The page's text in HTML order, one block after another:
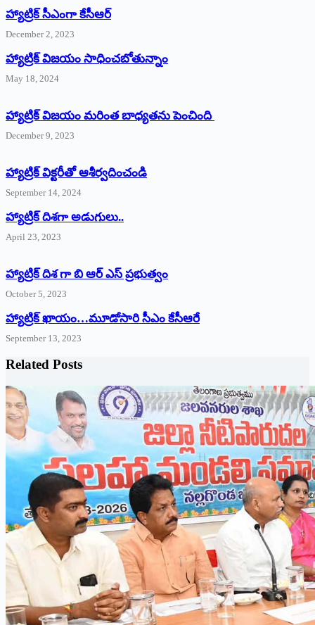
హ్యాట్రిక్‌ ‌సీఎంగా కేసీఆర్‌
December 2, 2023
హ్యాట్రిక్‌ విజయం సాధించబోతున్నాం
May 18, 2024
హ్యాట్రిక్ విజయం మరింత బాధ్యతను పెంచింది
December 9, 2023
హ్యాట్రిక్‌ ‌విక్టరీతో ఆశీర్వదించండి
September 14, 2024
‌హ్యాట్రిక్‌ ‌దిశగా అడుగులు..
April 23, 2023
హ్యాట్రిక్ దిశ గా బి ఆర్ ఎస్ ప్రభుత్వం
October 5, 2023
హ్యాట్రిక్‌ ‌ఖాయం…మూడోసారి సీఎం కేసీఆరే
September 13, 2023
Related Posts